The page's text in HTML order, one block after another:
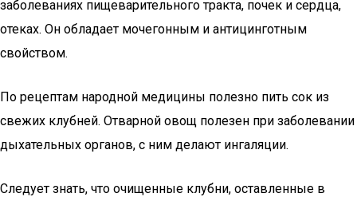
заболеваниях пищеварительного тракта, почек и сердца,
отеках. Он обладает мочегонным и антицинготным
свойством.
По рецептам народной медицины полезно пить сок из
свежих клубней. Отварной овощ полезен при заболевании
дыхательных органов, с ним делают ингаляции.
Следует знать, что очищенные клубни, оставленные в